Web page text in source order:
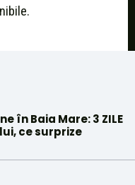
în Baia Mare: 3 ZILE
ce surprize